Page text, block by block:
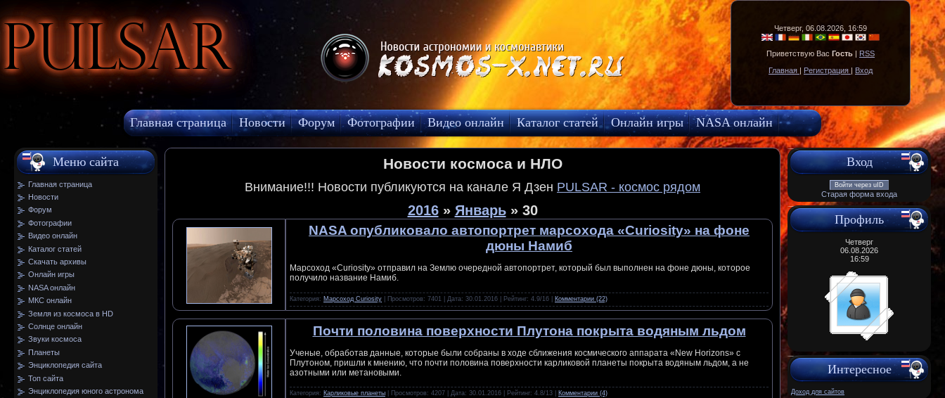
Pulsar Четверг, 06.08.2026, 16:59
Приветствую Вас Гость | RSS
Главная | Регистрация | Вход
Главная страница Новости Форум Фотографии Видео онлайн Каталог статей Онлайн игры
NASA онлайн
МКС онлайн
Меню сайта
Главная страница
Новости
Форум
Фотографии
Видео онлайн
Каталог статей
Скачать архивы
Онлайн игры
NASA онлайн
МКС онлайн
Земля из космоса в HD
Солнце онлайн
Звуки космоса
Планеты
Энциклопедия сайта
Топ сайта
Энциклопедия юного астронома
Новости космоса и НЛО
Внимание!!! Новости публикуются на канале Я Дзен PULSAR - космос рядом
2016 » Январь » 30
NASA опубликовало автопортрет марсохода «Curiosity» на фоне
дюны Намиб
Марсоход «Curiosity» отправил на Землю очередной автопортрет, который был выполнен на фоне дюны, которое
получило название Намиб.
Категория: Марсоход Curiosity | Просмотров: 7401 | Дата: 30.01.2016 | Рейтинг: 4.9/16 | Комментарии (22)
Почти половина поверхности Плутона покрыта водяным льдом
Ученые, обработав данные, которые были собраны в ходе сближения космического аппарата «New Horizons» с
Плутоном, пришли к мнению, что почти половина поверхности карликовой планеты покрыта водяным льдом, а не
азотными или метановыми.
Категория: Карликовые планеты | Просмотров: 4207 | Дата: 30.01.2016 | Рейтинг: 4.8/13 | Комментарии (4)
Вход
Войти через uID
Старая форма входа
Профиль
Четверг
06.08.2026
16:59
Интересное
Доход для сайтов